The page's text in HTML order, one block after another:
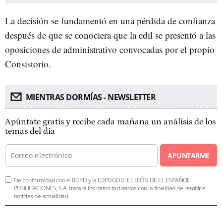
La decisión se fundamentó en una pérdida de confianza
después de que se conociera que la edil se presentó a las
oposiciones de administrativo convocadas por el propio
Consistorio.
MIENTRAS DORMÍAS - NEWSLETTER
Apúntate gratis y recibe cada mañana un análisis de los
temas del día
APUNTARME
De conformidad con el RGPD y la LOPDGDD, EL LEÓN DE EL ESPAÑOL
PUBLICACIONES, S.A. tratará los datos facilitados con la finalidad de remitirle
noticias de actualidad.